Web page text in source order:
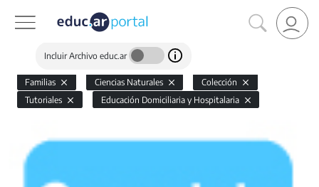
Incluir Archivo educ.ar
Familias Ciencias Naturales
Colección
Tutoriales
Educación Domiciliaria y Hospitalaria